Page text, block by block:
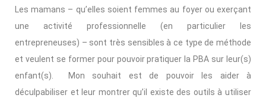
Les mamans – qu’elles soient femmes au foyer ou exerçant
une activité professionnelle (en particulier les
entrepreneuses) – sont très sensibles à ce type de méthode
et veulent se former pour pouvoir pratiquer la PBA sur leur(s)
enfant(s). Mon souhait est de pouvoir les aider à
déculpabiliser et leur montrer qu’il existe des outils à utiliser